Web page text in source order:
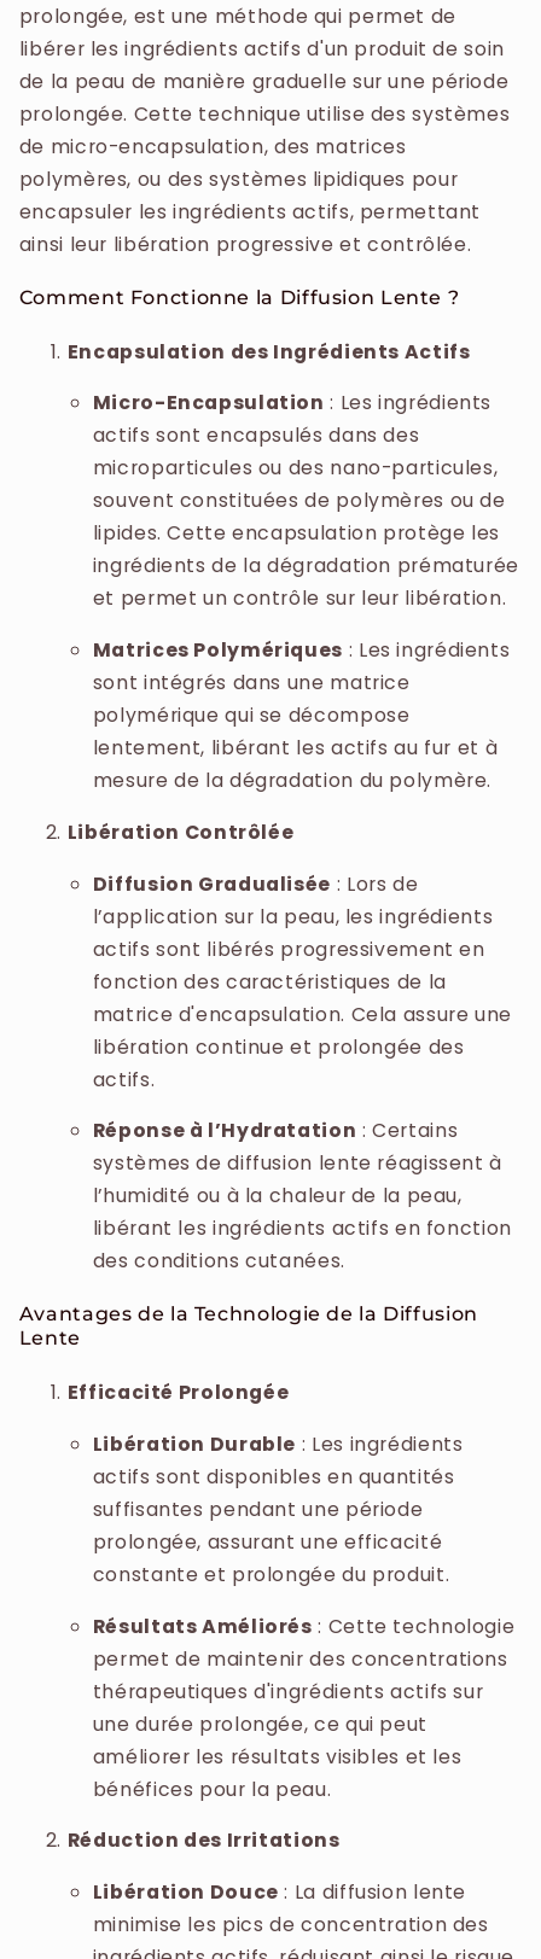
prolongée, est une méthode qui permet de
libérer les ingrédients actifs d'un produit de soin
de la peau de manière graduelle sur une période
prolongée. Cette technique utilise des systèmes
de micro-encapsulation, des matrices
polymères, ou des systèmes lipidiques pour
encapsuler les ingrédients actifs, permettant
ainsi leur libération progressive et contrôlée.
Comment Fonctionne la Diffusion Lente ?
Encapsulation des Ingrédients Actifs
Micro-Encapsulation : Les ingrédients
actifs sont encapsulés dans des
microparticules ou des nano-particules,
souvent constituées de polymères ou de
lipides. Cette encapsulation protège les
ingrédients de la dégradation prématurée
et permet un contrôle sur leur libération.
Matrices Polymériques : Les ingrédients
sont intégrés dans une matrice
polymérique qui se décompose
lentement, libérant les actifs au fur et à
mesure de la dégradation du polymère.
Libération Contrôlée
Diffusion Gradualisée : Lors de
l’application sur la peau, les ingrédients
actifs sont libérés progressivement en
fonction des caractéristiques de la
matrice d'encapsulation. Cela assure une
libération continue et prolongée des
actifs.
Réponse à l’Hydratation : Certains
systèmes de diffusion lente réagissent à
l’humidité ou à la chaleur de la peau,
libérant les ingrédients actifs en fonction
des conditions cutanées.
Avantages de la Technologie de la Diffusion
Lente
Efficacité Prolongée
Libération Durable : Les ingrédients
actifs sont disponibles en quantités
suffisantes pendant une période
prolongée, assurant une efficacité
constante et prolongée du produit.
Résultats Améliorés : Cette technologie
permet de maintenir des concentrations
thérapeutiques d'ingrédients actifs sur
une durée prolongée, ce qui peut
améliorer les résultats visibles et les
bénéfices pour la peau.
Réduction des Irritations
Libération Douce : La diffusion lente
minimise les pics de concentration des